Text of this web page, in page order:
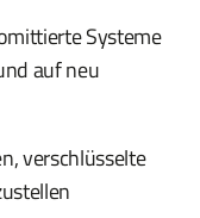
Systeme
auf neu
verschlüsselte